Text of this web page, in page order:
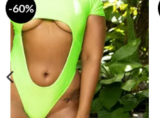
-60%
Dodaj
na
listu
želja